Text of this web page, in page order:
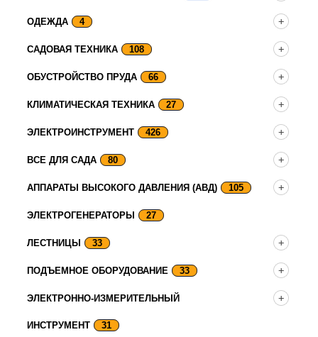
ОДЕЖДА 4
САДОВАЯ ТЕХНИКА 108
ОБУСТРОЙСТВО ПРУДА 66
КЛИМАТИЧЕСКАЯ ТЕХНИКА 27
ЭЛЕКТРОИНСТРУМЕНТ 426
ВСЕ ДЛЯ САДА 80
АППАРАТЫ ВЫСОКОГО ДАВЛЕНИЯ (АВД) 105
ЭЛЕКТРОГЕНЕРАТОРЫ 27
ЛЕСТНИЦЫ 33
ПОДЪЕМНОЕ ОБОРУДОВАНИЕ 33
ЭЛЕКТРОННО-ИЗМЕРИТЕЛЬНЫЙ
ИНСТРУМЕНТ 31